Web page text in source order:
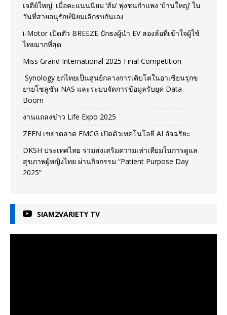
เจดีย์ใหญ่: เมื่อคะแนนนิยม ‘ส้ม’ พุ่งชนกำแพง ‘บ้านใหญ่’ ใน
วันที่สายอนุรักษ์นิยมเลิกรบกันเอง
i-Motor เปิดตัว BREEZE ปักธงผู้นำ EV สองล้อที่เข้าใจผู้ใช้
ไทยมากที่สุด
Miss Grand International 2025 Final Competition
Synology ยกไทยเป็นศูนย์กลางการเติบโตในอาเซียนรุกข
ยายโซลูชัน NAS และระบบจัดการข้อมูลรับยุค Data
Boom
งานแถลงข่าว Life Expo 2025
ZEEN เขย่าตลาด FMCG เปิดตัวเทคโนโลยี AI อัจฉริยะ
DKSH ประเทศไทย ร่วมส่งเสริมความเท่าเทียมในการดูแล
สุขภาพผู้หญิงไทย ผ่านกิจกรรม “Patient Purpose Day
2025”
SIAM2VARIETY TV